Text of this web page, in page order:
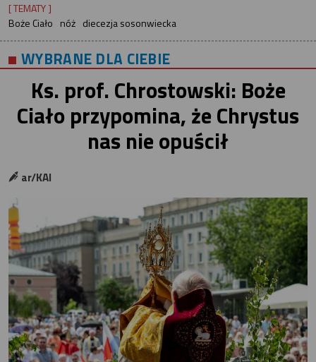
[ TEMATY ]
Boże Ciało nóż diecezja sosonwiecka
WYBRANE DLA CIEBIE
Ks. prof. Chrostowski: Boże
Ciało przypomina, że Chrystus
nas nie opuścił
ar/KAI